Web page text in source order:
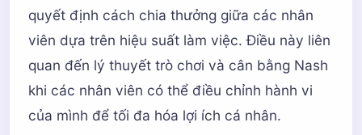
quyết định cách chia thưởng giữa các nhân
viên dựa trên hiệu suất làm việc. Điều này liên
quan đến lý thuyết trò chơi và cân bằng Nash
khi các nhân viên có thể điều chỉnh hành vi
của mình để tối đa hóa lợi ích cá nhân.